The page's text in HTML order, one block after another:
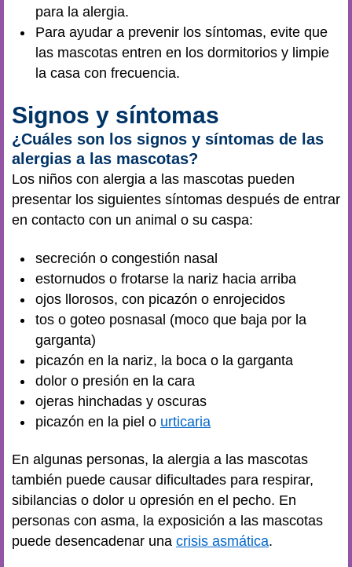
para la alergia.
Para ayudar a prevenir los síntomas, evite que
las mascotas entren en los dormitorios y limpie
la casa con frecuencia.
Signos y síntomas
¿Cuáles son los signos y síntomas de las
alergias a las mascotas?
Los niños con alergia a las mascotas pueden
presentar los siguientes síntomas después de entrar
en contacto con un animal o su caspa:
secreción o congestión nasal
estornudos o frotarse la nariz hacia arriba
ojos llorosos, con picazón o enrojecidos
tos o goteo posnasal (moco que baja por la
garganta)
picazón en la nariz, la boca o la garganta
dolor o presión en la cara
ojeras hinchadas y oscuras
picazón en la piel o urticaria
En algunas personas, la alergia a las mascotas
también puede causar dificultades para respirar,
sibilancias o dolor u opresión en el pecho. En
personas con asma, la exposición a las mascotas
puede desencadenar una crisis asmática.